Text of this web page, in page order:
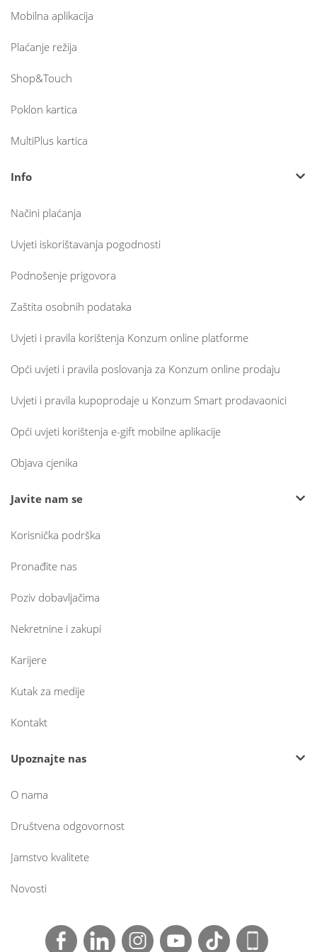
Mobilna aplikacija
Plaćanje režija
Shop&Touch
Poklon kartica
MultiPlus kartica
Info
Načini plaćanja
Uvjeti iskorištavanja pogodnosti
Podnošenje prigovora
Zaštita osobnih podataka
Uvjeti i pravila korištenja Konzum online platforme
Opći uvjeti i pravila poslovanja za Konzum online prodaju
Uvjeti i pravila kupoprodaje u Konzum Smart prodavaonici
Opći uvjeti korištenja e-gift mobilne aplikacije
Objava cjenika
Javite nam se
Korisnička podrška
Pronađite nas
Poziv dobavljačima
Nekretnine i zakupi
Karijere
Kutak za medije
Kontakt
Upoznajte nas
O nama
Društvena odgovornost
Jamstvo kvalitete
Novosti